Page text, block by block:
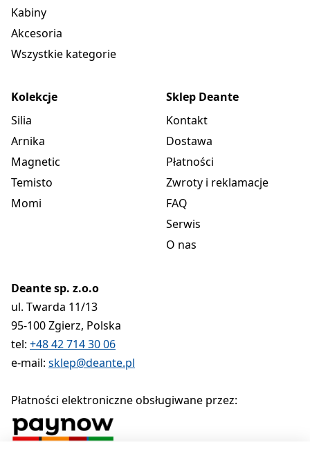
Kabiny
Akcesoria
Wszystkie kategorie
Kolekcje
Silia
Arnika
Magnetic
Temisto
Momi
Sklep Deante
Kontakt
Dostawa
Płatności
Zwroty i reklamacje
FAQ
Serwis
O nas
Deante sp. z.o.o
ul. Twarda 11/13
95-100 Zgierz, Polska
tel: +48 42 714 30 06
e-mail: sklep@deante.pl
Płatności elektroniczne obsługiwane przez: